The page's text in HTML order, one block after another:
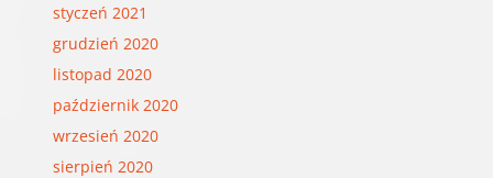
styczeń 2021
grudzień 2020
listopad 2020
październik 2020
wrzesień 2020
sierpień 2020